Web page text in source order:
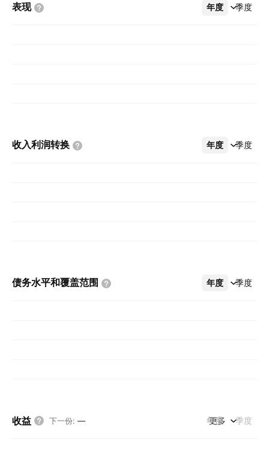
表现 年度 季度
更多
收入利润转换 年度 季度
更多
债务水平和覆盖范围 年度 季度
更多
收益 下一份: — 年度 季度
更多